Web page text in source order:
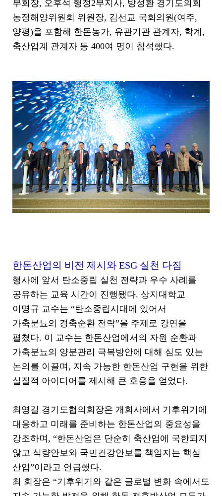
을
제
다
부회장, 오후석 행정2부지사, 방성환 경기도의회
농정해양위원회 위원장, 김선교 국회의원(여주,
양평)을 포함해 한돈농가, 유관기관 관계자, 학계,
축산업계 관계자 등 400여 명이 참석했다.
한돈산업의 비전 제시와 ESG 실천 다짐
행사에 앞서 탄소중립 실천 전략과 우수 사례를
공유하는 교육 시간이 진행됐다. 상지대학교
이명규 교수는 “탄소중립시대에 있어서
가축분뇨의 경축순환 전략”을 주제로 강연을
펼쳤다. 이 교수는 한돈산업에서의 자원 순환과
가축분뇨의 양분관리 극복방안에 대해 심도 있는
논의를 이끌며, 지속 가능한 한돈산업 구현을 위한
실질적 아이디어를 제시해 큰 호응을 얻었다.
최영길 경기도협의회장은 개회사에서 기후위기에
대응하고 미래를 준비하는 한돈산업의 중요성을
강조하며, “한돈산업은 단순히 축산업에 국한되지
않고 식량안보와 국민건강안보를 책임지는 핵심
산업”이라고 언급했다.
최 회장은 “기후위기와 같은 글로벌 변화 속에서도